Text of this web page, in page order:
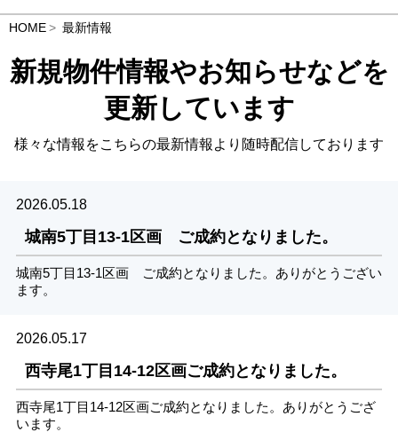
HOME 最新情報
新規物件情報やお知らせなどを
更新しています
様々な情報をこちらの最新情報より随時配信しております
2026.05.18
城南5丁目13-1区画 ご成約となりました。
城南5丁目13-1区画 ご成約となりました。ありがとうござい
ます。
2026.05.17
西寺尾1丁目14-12区画ご成約となりました。
西寺尾1丁目14-12区画ご成約となりました。ありがとうござ
います。